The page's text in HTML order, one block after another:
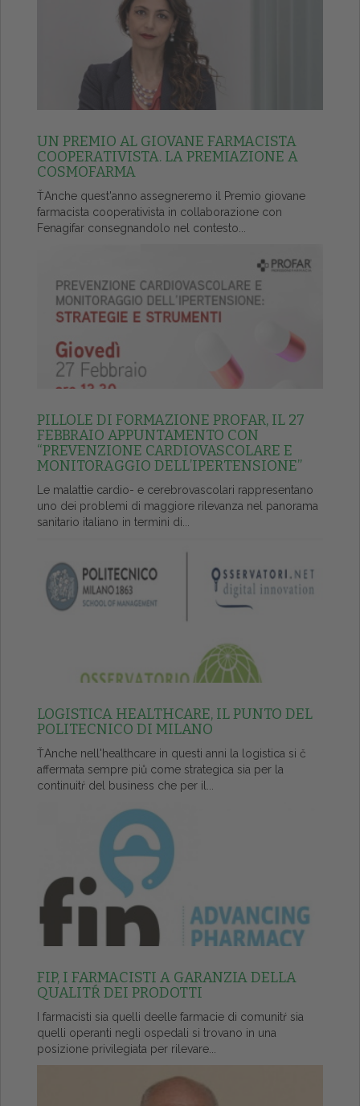
UN PREMIO AL GIOVANE FARMACISTA
COOPERATIVISTA. LA PREMIAZIONE A
COSMOFARMA
ŤAnche quest'anno assegneremo il Premio giovane
farmacista cooperativista in collaborazione con
Fenagifar consegnandolo nel contesto...
PILLOLE DI FORMAZIONE PROFAR, IL 27
FEBBRAIO APPUNTAMENTO CON
“PREVENZIONE CARDIOVASCOLARE E
MONITORAGGIO DELL’IPERTENSIONE”
Le malattie cardio- e cerebrovascolari rappresentano
uno dei problemi di maggiore rilevanza nel panorama
sanitario italiano in termini di...
LOGISTICA HEALTHCARE, IL PUNTO DEL
POLITECNICO DI MILANO
ŤAnche nell'healthcare in questi anni la logistica si č
affermata sempre piů come strategica sia per la
continuitŕ del business che per il...
FIP, I FARMACISTI A GARANZIA DELLA
QUALITŔ DEI PRODOTTI
I farmacisti sia quelli deelle farmacie di comunitŕ sia
quelli operanti negli ospedali si trovano in una
posizione privilegiata per rilevare...